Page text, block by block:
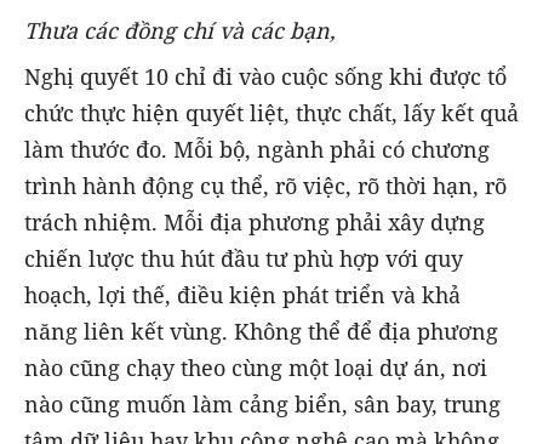
Thưa các đồng chívà các bạn,
Nghị quyết 10 chỉ đi vào cuộc sống khi được tổ
chức thực hiện quyết liệt, thực chất, lấy kết quả
làm thước đo. Mỗi bộ, ngành phải có chương
trình hành động cụ thể, rõ việc, rõ thời hạn, rõ
trách nhiệm. Mỗi địa phương phải xây dựng
chiến lược thu hút đầu tư phù hợp với quy
hoạch, lợi thế, điều kiện phát triển và khả
năng liên kết vùng. Không thể để địa phương
nào cũng chạy theo cùng một loại dự án, nơi
nào cũng muốn làm cảng biển, sân bay, trung